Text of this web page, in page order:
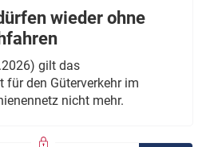
wieder ohne
gilt das
für den Güterverkehr im
nicht mehr.